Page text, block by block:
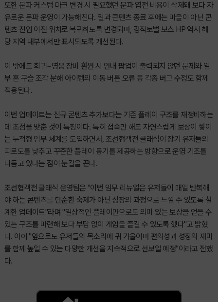
또한 문파 커스텀 마크 변경 시 필요했던 문파 엽전 비용이 삭제돼 보다 자
유로운 문파 운영이 가능해진다. 일과 콘텐츠 종료 후에는 마을이 아닌 콘
텐츠 진입 이전 위치로 복귀하도록 변경되며, 강적토벌 보스 HP 역시 해
당 지역 내부에서만 표시되도록 개선된다.
이 밖에도 희귀~영웅 장비 환원 시 안내 팝업이 출력되지 않던 문제와 일
부 혼 구슬 조각 분해 아이템의 이동 버튼 오류 등 각종 버그 수정도 함께
적용된다.
이번 업데이트는 신규 콘텐츠 추가보다는 기존 플레이 구조를 재정비하는
데 초점을 맞춘 것이 특징이다. 특히 접속만 해도 자연스럽게 보상이 쌓이
는 누적형 임무 체계를 도입하면서, 조선협객전 클래식이 장기 유저들의
피로도를 낮추고 꾸준한 플레이 동기를 제공하는 방향으로 운영 기조를
다듬고 있다는 점이 눈길을 끈다.
조선협객전 클래식 운영팀은 "이번 임무 리뉴얼은 유저들이 매일 반복해
야 하는 콘텐츠를 단순한 숙제가 아닌 성장의 과정으로 느낄 수 있도록 설
계한 업데이트"라며 "일상적인 플레이만으로도 의미 있는 보상을 얻을 수
있는 구조를 마련해 보다 부담 없이 게임을 즐길 수 있도록 했다"고 밝혔
다. 이어 "앞으로도 유저들의 목소리에 귀 기울이며 편의성과 성장의 재미
를 함께 높일 수 있는 다양한 개선을 지속적으로 선보일 예정"이라고 전했
다.